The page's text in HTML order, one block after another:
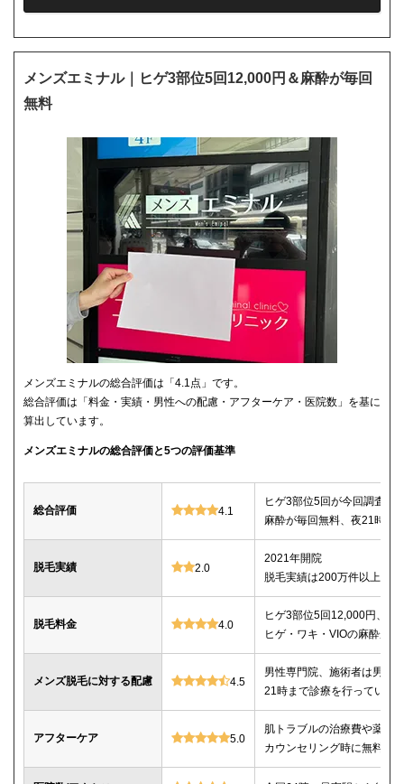
メンズエミナル｜ヒゲ3部位5回12,000円＆麻酔が毎回
無料
メンズエミナルの総合評価は「4.1点」です。
総合評価は「料金・実績・男性への配慮・アフターケア・医院数」を基に
算出しています。
メンズエミナルの総合評価と5つの評価基準
総合評価 4.1
ヒゲ3部位5回が今回調査し
麻酔が毎回無料、夜21時ま
脱毛実績 2.0
2021年開院
脱毛実績は200万件以上
脱毛料金 4.0
ヒゲ3部位5回12,000円、ヒ
ヒゲ・ワキ・VIOの麻酔が
メンズ脱毛に対する配慮 4.5
男性専門院、施術者は男性
21時まで診療を行っている
アフターケア 5.0
肌トラブルの治療費や薬代
カウンセリング時に無料で